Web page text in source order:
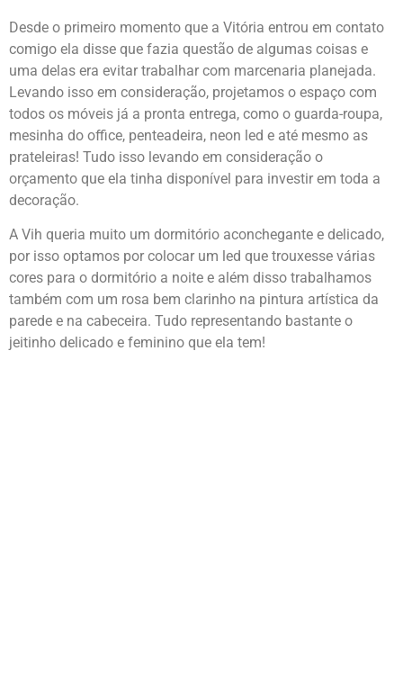
Desde o primeiro momento que a Vitória entrou em contato
comigo ela disse que fazia questão de algumas coisas e
uma delas era evitar trabalhar com marcenaria planejada.
Levando isso em consideração, projetamos o espaço com
todos os móveis já a pronta entrega, como o guarda-roupa,
mesinha do office, penteadeira, neon led e até mesmo as
prateleiras! Tudo isso levando em consideração o
orçamento que ela tinha disponível para investir em toda a
decoração.
A Vih queria muito um dormitório aconchegante e delicado,
por isso optamos por colocar um led que trouxesse várias
cores para o dormitório a noite e além disso trabalhamos
também com um rosa bem clarinho na pintura artística da
parede e na cabeceira. Tudo representando bastante o
jeitinho delicado e feminino que ela tem!